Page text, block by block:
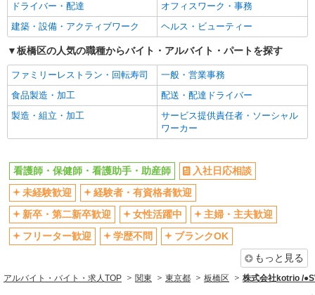
ブランクOK
ミドル（40代～）活躍中
エルダー（50代～）活躍中
シニア（60代～）活躍中
高収入・高額
ボーナス・賞与あり
昇給あり
完全週休2日制
フルタイム歓迎
禁煙・分煙
駅直結・駅チカ
車通勤OK
自転車通勤OK
社会保険あり
産休・育休取得実績あり
退職金・財形貯蓄制度あり
各種手当（家族・役職・インセン
ティブなど）あり
制服貸与
研修制度あり
資格取得支援制度あり
ドライバー・配達
オフィスワーク・事務
建築・設備・アクティブワーク
ヘルス・ビューティー
板橋区の人気の職種からバイト・アルバイト・パートを探す
ファミリーレストラン・回転寿司
一般・営業事務
食品製造・加工
配送・配達ドライバー
製造・組立・加工
サービス提供責任者・ソーシャル
ワーカー
看護師・保健師・看護助手・助産師
入社日応相談
未経験歓迎
経験者・有資格者歓迎
新卒・第二新卒歓迎
女性活躍中
主婦・主夫歓迎
フリーター歓迎
学歴不問
ブランクOK
もっと見る
アルバイト・バイト・求人TOP 関東 東京都 板橋区 株式会社kotrio /